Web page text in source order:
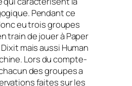
Pendant ce
eu trois groupes
train de jouer àPaper
Dixit mais aussi Human
Lors du compte-
des groupes a
faites sur les